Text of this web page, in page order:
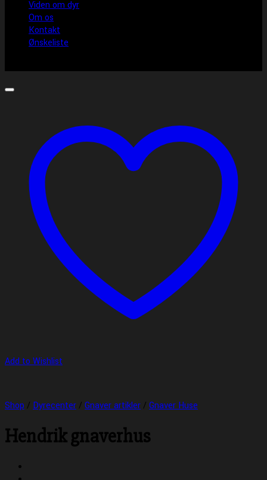
Viden om dyr
Om os
Kontakt
Ønskeliste
Add to Wishlist
Shop / Dyrecenter / Gnaver artikler / Gnaver Huse
Hendrik gnaverhus